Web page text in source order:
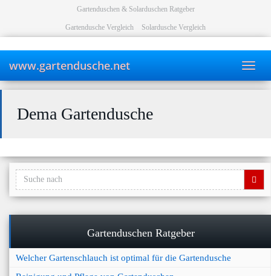
Gartenduschen& SolarduschenRatgeber
Gartendusche Vergleich Solardusche Vergleich
www.gartendusche.net
Dema Gartendusche
Gartenduschen Ratgeber
Welcher Gartenschlauch ist optimal für die Gartendusche